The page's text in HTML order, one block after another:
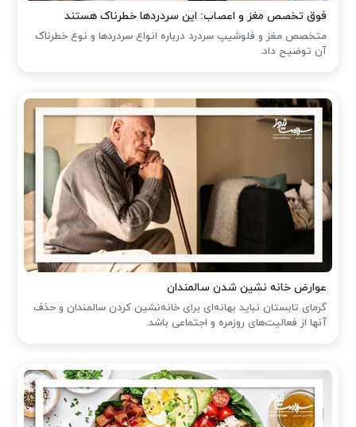
فوق تخصص مغز و اعصاب: این سردردها خطرناک هستند
متخصص مغز و فلوشیپ سردرد درباره انواع سردردها و نوع خطرناک
آن توضیح داد.
عوارض خانه نشین شدن سالمندان
گرمای تابستان نباید بهانه‌ای برای خانه‌نشین کردن سالمندان و حذف
آنها از فعالیت‌های روزمره و اجتماعی باشد.